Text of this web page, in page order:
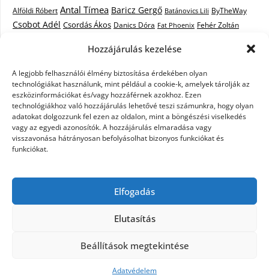
Hozzájárulás kezelése
A legjobb felhasználói élmény biztosítása érdekében olyan
technológiákat használunk, mint például a cookie-k, amelyek tárolják az
eszközinformációkat és/vagy hozzáférnek azokhoz. Ezen
technológiákhoz való hozzájárulás lehetővé teszi számunkra, hogy olyan
adatokat dolgozzunk fel ezen az oldalon, mint a böngészési viselkedés
vagy az egyedi azonosítók. A hozzájárulás elmaradása vagy
visszavonása hátrányosan befolyásolhat bizonyos funkciókat és
funkciókat.
Elfogadás
Elutasítás
Beállítások megtekintése
Adatvédelem
Alföldi Róbert Antal Tímea Baricz Gergő Batánovics Lili ByTheWay
Csobot Adél Csordás Ákos Danics Dóra Fat Phoenix Fehér Zoltán
Kovács László Stone
Krasznai Tünde Like LiL C. Malek Miklós mentor Muri Enikő
Nagy Feró Oláh Gergő Péterffy Lili Rocktenors RTL Klub
Cowell Szabó Dávid Szabó Ádám Szikora Róbert Takács Nikolas
Tarány Tamás Tóth Gabi Vastag Csaba Vastag Tamás
Kati X-factor X-FaktorX-Faktor videók
X-Faktor válogatásx faktor döntő Zámbó
©2026 X-Faktor Magyarországon 2014 – hírek –
WordPress Theme